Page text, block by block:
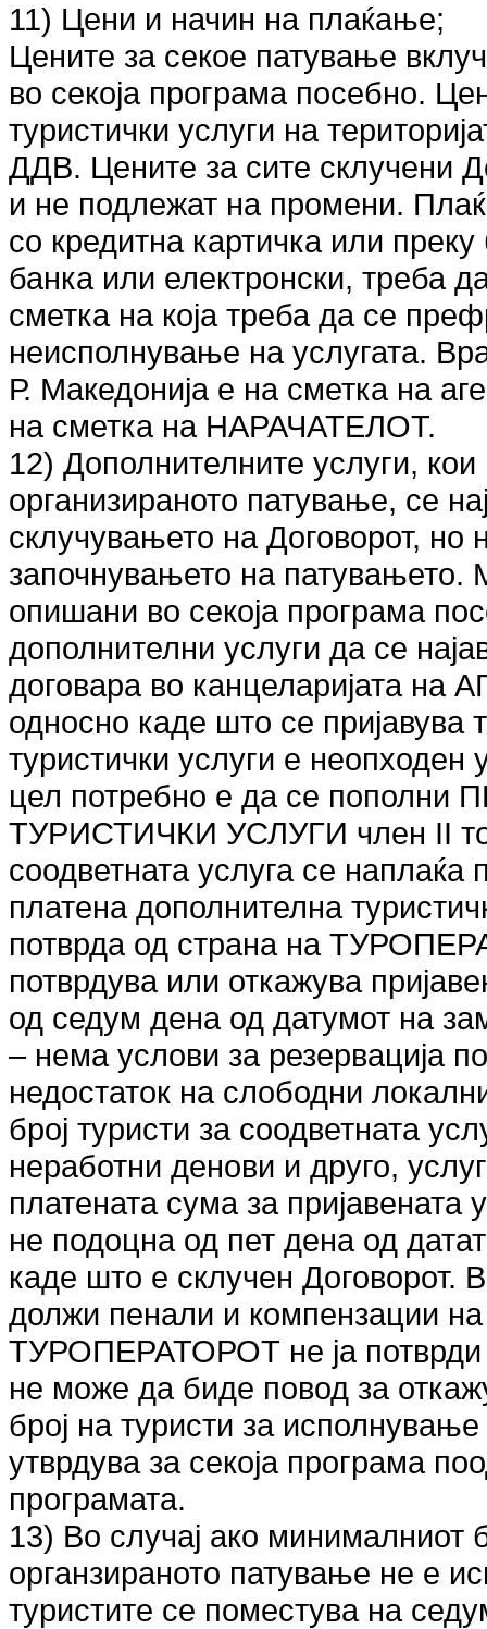
11) Цени и начин на плаќање;
Цените за секое патување
во секоја програма посебно.
туристички услуги на
ДДВ. Цените за сите склучени
и не подлежат на промени.
со кредитна картичка или
банка или електронски, треба
сметка на која треба да се
неисполнување на услугата.
Р. Македонија е на сметка на
на сметка на НАРАЧАТЕЛОТ.
12) Дополнителните услуги,
организираното патување, се
склучувањето на Договорот,
започнувањето на патувањето.
опишани во секоја програма
дополнителни услуги да се
договара во канцеларијата
односно каде што се пријавува
туристички услуги е
цел потребно е да се
ТУРИСТИЧКИ УСЛУГИ член II
соодветната услуга се наплаќа
платена дополнителна
потврда од страна на
потврдува или откажува
од седум дена од датумот на
– нема услови за резервација
недостаток на слободни
број туристи за соодветната
неработни денови и друго,
платената сума за пријавената
не подоцна од пет дена од
каде што е склучен
должи пенали и компензации
ТУРОПЕРАТОРОТ не ја потврди
не може да биде повод за
број на туристи за
утврдува за секоја програма
програмата.
13) Во случај ако минималниот
органзираното патување не е
туристите се поместува на